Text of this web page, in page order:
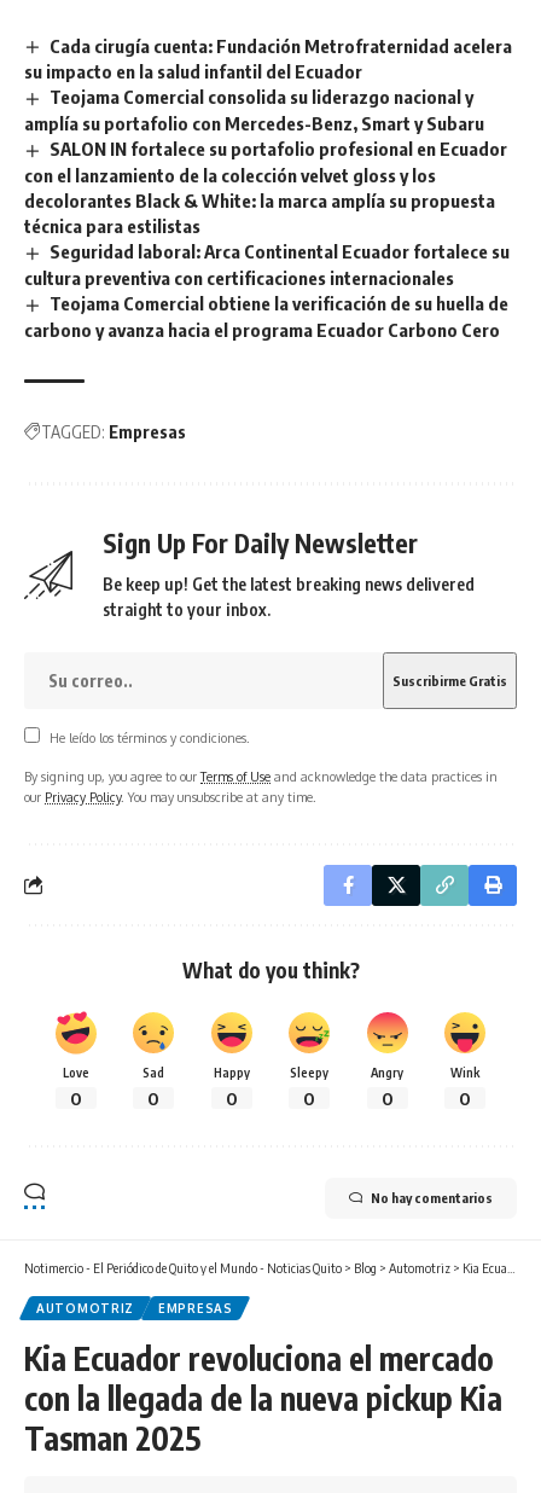
Cada cirugía cuenta: Fundación Metrofraternidad acelera
su impacto en la salud infantil del Ecuador
Teojama Comercial consolida su liderazgo nacional y
amplía su portafolio con Mercedes-Benz, Smart y Subaru
SALON IN fortalece su portafolio profesional en Ecuador
con el lanzamiento de la colección velvet gloss y los
decolorantes Black & White: la marca amplía su propuesta
técnica para estilistas
Seguridad laboral: Arca Continental Ecuador fortalece su
cultura preventiva con certificaciones internacionales
Teojama Comercial obtiene la verificación de su huella de
carbono y avanza hacia el programa Ecuador Carbono Cero
TAGGED: Empresas
Sign Up For Daily Newsletter
Be keep up! Get the latest breaking news delivered
straight to your inbox.
He leído los términos y condiciones.
By signing up, you agree to ourTerms of Use and acknowledge the data practices in
our Privacy Policy. You may unsubscribe at any time.
What do you think?
Love
0
Sad
0
Happy
0
Sleepy
0
Angry
0
Wink
0
No hay comentarios
Notimercio - El Periódico de Quito y el Mundo - Noticias Quito > Blog > Automotriz > Kia Ecuador revoluciona el mercado con la llegada de la nueva pickup Kia Tasman 2025
AUTOMOTRIZ EMPRESAS
Kia Ecuador revoluciona el mercado
con la llegada de la nueva pickup Kia
Tasman 2025